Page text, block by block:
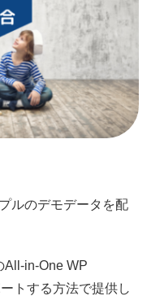
ルのデモデータを配
All-in-One WP
トする方法で提供し